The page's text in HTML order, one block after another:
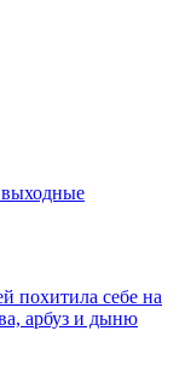
похитила себе на
арбуз и дыню